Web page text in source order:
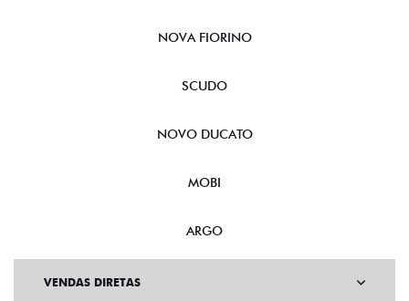
NOVA FIORINO
SCUDO
NOVO DUCATO
MOBI
ARGO
VENDAS DIRETAS